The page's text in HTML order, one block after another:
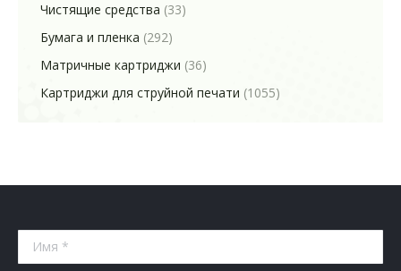
Чистящие средства (33)
Бумага и пленка (292)
Матричные картриджи (36)
Картриджи для струйной печати (1055)
Имя *